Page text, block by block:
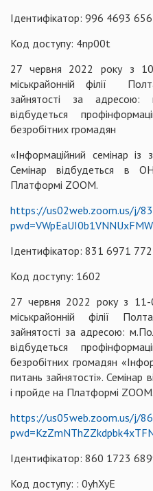
Ідентифікатор: 996 4693
Код доступу: 4np00t
27 червня 2022 року з
міськрайонній філії
зайнятості за адресою:
відбудеться
безробітних громадян
«Інформаційний семінар із
Семінар відбудеться в
Платформі ZOOM.
https://us02web.zoom.us/j/
Ідентифікатор: 831 6971
Код доступу: 1602
27 червня 2022 року з
міськрайонній філії
зайнятості за адресою:
відбудеться
безробітних громадян
питань зайнятості».
і пройде на Платформі ZOOM.
https://us05web.zoom.us/j/
Ідентифікатор: 860 1723
Код доступу: : 0yhXyE